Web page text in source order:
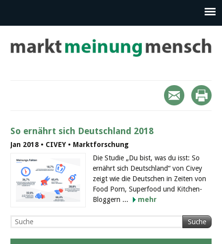
So ernährt sich Deutschland 2018
Jan 2018 • CIVEY • Marktforschung
Die Studie „Du bist, was du isst: So
ernährt sich Deutschland“ von Civey
zeigt wie die Deutschen in Zeiten von
Food Porn, Superfood und Kitchen-
Bloggern ...
mehr
Suche